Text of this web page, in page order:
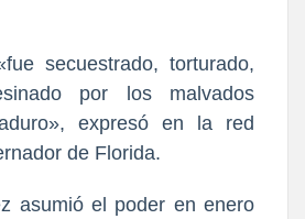
secuestrado, torturado,
por los malvados
expresó en la red
de Florida.
asumió el poder en enero